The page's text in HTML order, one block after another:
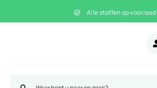
naar
Alle stoffen op voorraad